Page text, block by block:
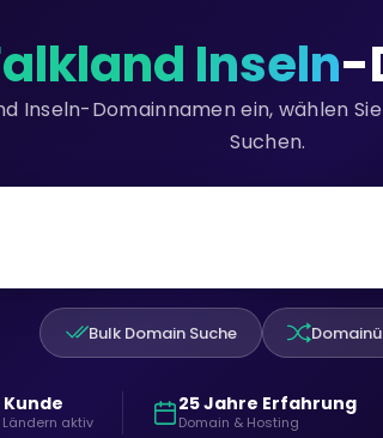
Inseln-
Inseln-Domainnamen ein, wählen
Suchen.
Bulk Domain Suche
Kunde
aktiv
25 Jahre Erfahrung
Domain & Hosting